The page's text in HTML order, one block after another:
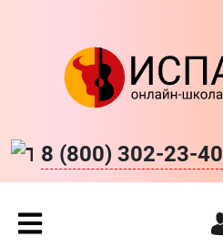
8 (800) 302-23-40